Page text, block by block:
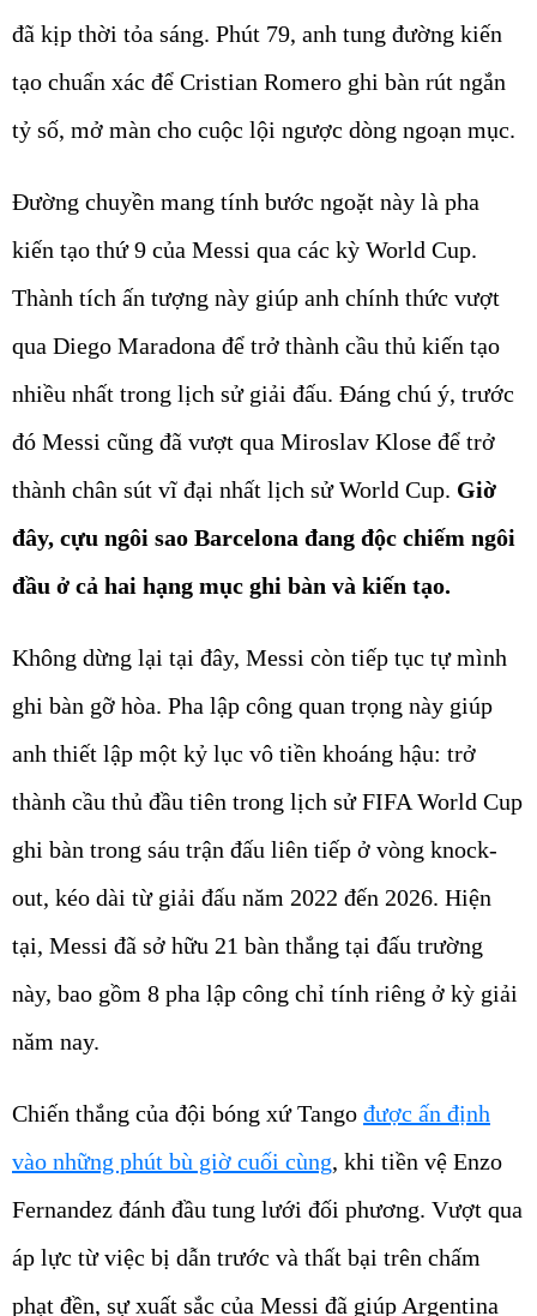
đã kịp thời tỏa sáng. Phút 79, anh tung đường kiến
tạo chuẩn xác để Cristian Romero ghi bàn rút ngắn
tỷ số, mở màn cho cuộc lội ngược dòng ngoạn mục.
Đường chuyền mang tính bước ngoặt này là pha
kiến tạo thứ 9 của Messi qua các kỳ World Cup.
Thành tích ấn tượng này giúp anh chính thức vượt
qua Diego Maradona để trở thành cầu thủ kiến tạo
nhiều nhất trong lịch sử giải đấu. Đáng chú ý, trước
đó Messi cũng đã vượt qua Miroslav Klose để trở
thành chân sút vĩ đại nhất lịch sử World Cup. Giờ
đây, cựu ngôi sao Barcelona đang độc chiếm ngôi
đầu ở cả hai hạng mục ghi bàn và kiến tạo.
Không dừng lại tại đây, Messi còn tiếp tục tự mình
ghi bàn gỡ hòa. Pha lập công quan trọng này giúp
anh thiết lập một kỷ lục vô tiền khoáng hậu: trở
thành cầu thủ đầu tiên trong lịch sử FIFA World Cup
ghi bàn trong sáu trận đấu liên tiếp ở vòng knock-
out, kéo dài từ giải đấu năm 2022 đến 2026. Hiện
tại, Messi đã sở hữu 21 bàn thắng tại đấu trường
này, bao gồm 8 pha lập công chỉ tính riêng ở kỳ giải
năm nay.
Chiến thắng của đội bóng xứ Tango được ấn định
vào những phút bù giờ cuối cùng, khi tiền vệ Enzo
Fernandez đánh đầu tung lưới đối phương. Vượt qua
áp lực từ việc bị dẫn trước và thất bại trên chấm
phạt đền, sự xuất sắc của Messi đã giúp Argentina